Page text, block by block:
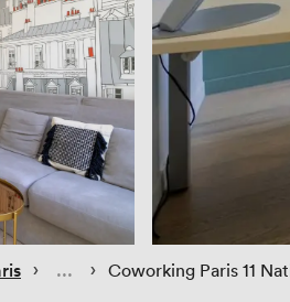
› › Coworking Paris 11